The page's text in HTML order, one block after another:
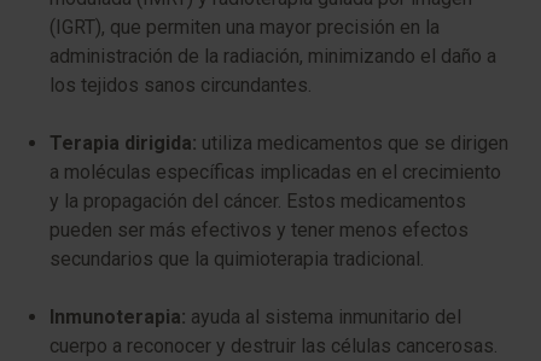
(IGRT), que permiten una mayor precisión en la
administración de la radiación, minimizando el daño a
los tejidos sanos circundantes.
Terapia dirigida: utiliza medicamentos que se dirigen
a moléculas específicas implicadas en el crecimiento
y la propagación del cáncer. Estos medicamentos
pueden ser más efectivos y tener menos efectos
secundarios que la quimioterapia tradicional.
Inmunoterapia: ayuda al sistema inmunitario del
cuerpo a reconocer y destruir las células cancerosas.